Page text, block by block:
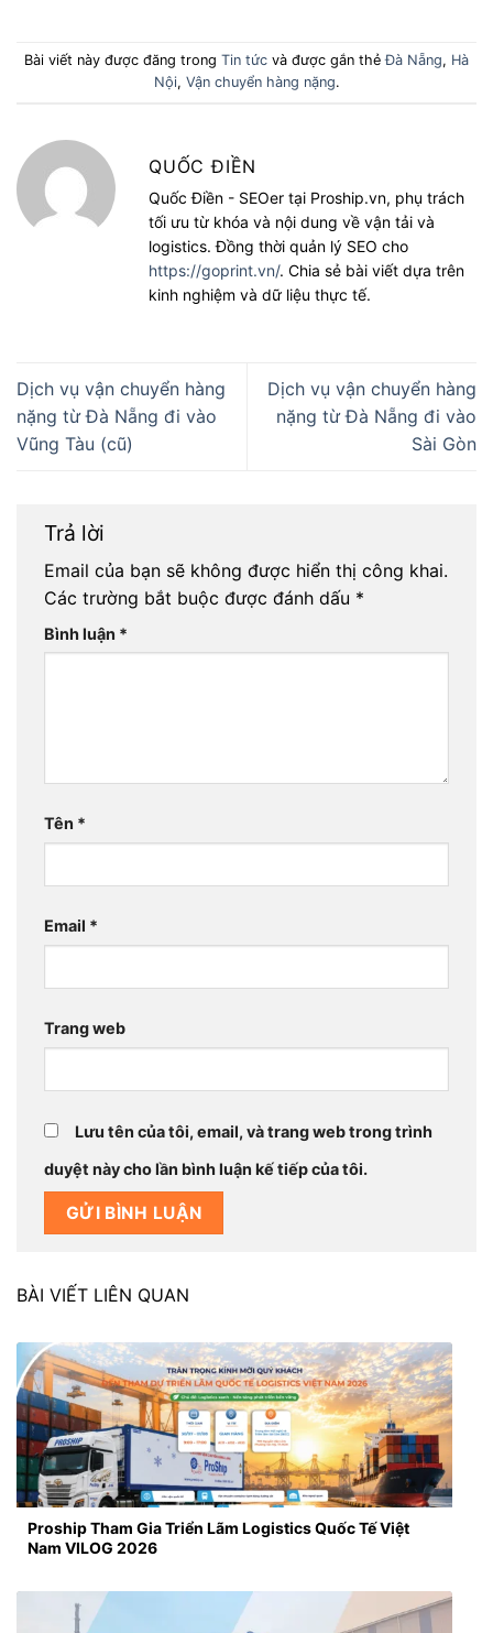
Bài viết này được đăng trong Tin tức và được gắn thẻĐà Nẵng, Hà
Nội, Vận chuyển hàng nặng.
QUỐC ĐIỀN
Quốc Điền - SEOer tại Proship.vn, phụ trách
tối ưu từ khóa và nội dung về vận tải và
logistics. Đồng thời quản lý SEO cho
https://goprint.vn/. Chia sẻ bài viết dựa trên
kinh nghiệm và dữ liệu thực tế.
Dịch vụ vận chuyển hàng
nặng từ Đà Nẵng đi vào
Vũng Tàu (cũ)
Dịch vụ vận chuyển hàng
nặng từ Đà Nẵng đi vào
Sài Gòn
Trả lời
Email của bạn sẽ không được hiển thị công khai.
Các trường bắt buộc được đánh dấu *
Bình luận *
Tên *
Email *
Trang web
Lưu tên của tôi, email, và trang web trong trình
duyệt này cho lần bình luận kế tiếp của tôi.
BÀI VIẾT LIÊN QUAN
Proship Tham Gia Triển Lãm Logistics Quốc Tế Việt
Nam VILOG 2026